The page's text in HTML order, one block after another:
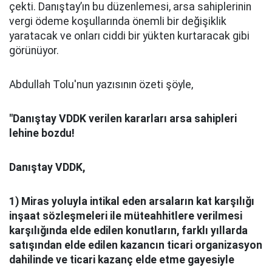
çekti. Danıştay’ın bu düzenlemesi, arsa sahiplerinin
vergi ödeme koşullarında önemli bir değişiklik
yaratacak ve onları ciddi bir yükten kurtaracak gibi
görünüyor.
Abdullah Tolu'nun yazısının özeti şöyle,
"Danıştay VDDK verilen kararları arsa sahipleri
lehine bozdu!
Danıştay VDDK,
1) Miras yoluyla intikal eden arsaların kat karşılığı
inşaat sözleşmeleri ile müteahhitlere verilmesi
karşılığında elde edilen konutların, farklı yıllarda
satışından elde edilen kazancın ticari organizasyon
dahilinde ve ticari kazanç elde etme gayesiyle